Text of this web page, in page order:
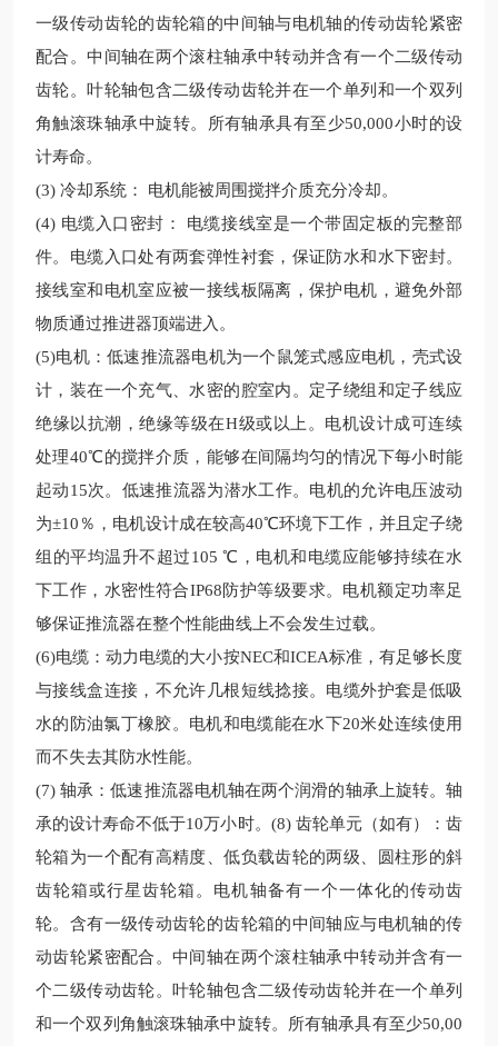
一级传动齿轮的齿轮箱的中间轴与电机轴的传动齿轮紧密
配合。中间轴在两个滚柱轴承中转动并含有一个二级传动
齿轮。叶轮轴包含二级传动齿轮并在一个单列和一个双列
角触滚珠轴承中旋转。所有轴承具有至少50,000小时的设
计寿命。
(3) 冷却系统： 电机能被周围搅拌介质充分冷却。
(4) 电缆入口密封： 电缆接线室是一个带固定板的完整部
件。电缆入口处有两套弹性衬套，保证防水和水下密封。
接线室和电机室应被一接线板隔离，保护电机，避免外部
物质通过推进器顶端进入。
(5)电机：低速推流器电机为一个鼠笼式感应电机，壳式设
计，装在一个充气、水密的腔室内。定子绕组和定子线应
绝缘以抗潮，绝缘等级在H级或以上。电机设计成可连续
处理40℃的搅拌介质，能够在间隔均匀的情况下每小时能
起动15次。 低速推流器为潜水工作。电机的允许电压波动
为±10％，电机设计成在较高40℃环境下工作，并且定子绕
组的平均温升不超过105 ℃，电机和电缆应能够持续在水
下工作，水密性符合IP68防护等级要求。电机额定功率足
够保证推流器在整个性能曲线上不会发生过载。
(6)电缆：动力电缆的大小按NEC和ICEA标准，有足够长度
与接线盒连接，不允许几根短线捻接。电缆外护套是低吸
水的防油氯丁橡胶。电机和电缆能在水下20米处连续使用
而不失去其防水性能。
(7) 轴承：低速推流器电机轴在两个润滑的轴承上旋转。轴
承的设计寿命不低于10万小时。(8) 齿轮单元（如有）
：齿
轮箱为一个配有高精度、低负载齿轮的两级、圆柱形的斜
齿轮箱或行星齿轮箱。电机轴备有一个一体化的传动齿
轮。含有一级传动齿轮的齿轮箱的中间轴应与电机轴的传
动齿轮紧密配合。中间轴在两个滚柱轴承中转动并含有一
个二级传动齿轮。叶轮轴包含二级传动齿轮并在一个单列
和一个双列角触滚珠轴承中旋转。所有轴承具有至少50,00